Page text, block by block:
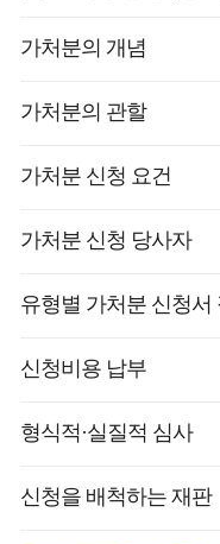
가처분의 개념
가처분의 관할
가처분 신청 요건
가처분 신청 당사자
유형별 가처분 신청서
신청비용 납부
형식적·실질적 심사
신청을 배척하는 재판